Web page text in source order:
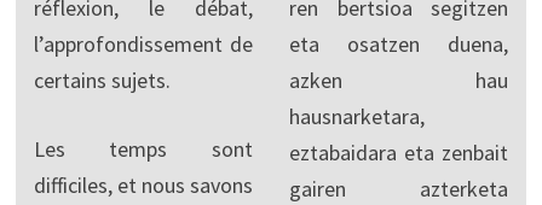
réflexion, le débat,
l’approfondissement de
certains sujets.
Les temps sont
difficiles, et nous savons
ren bertsioa segitzen
eta osatzen duena,
azken hau
hausnarketara,
eztabaidara eta zenbait
gairen azterketa